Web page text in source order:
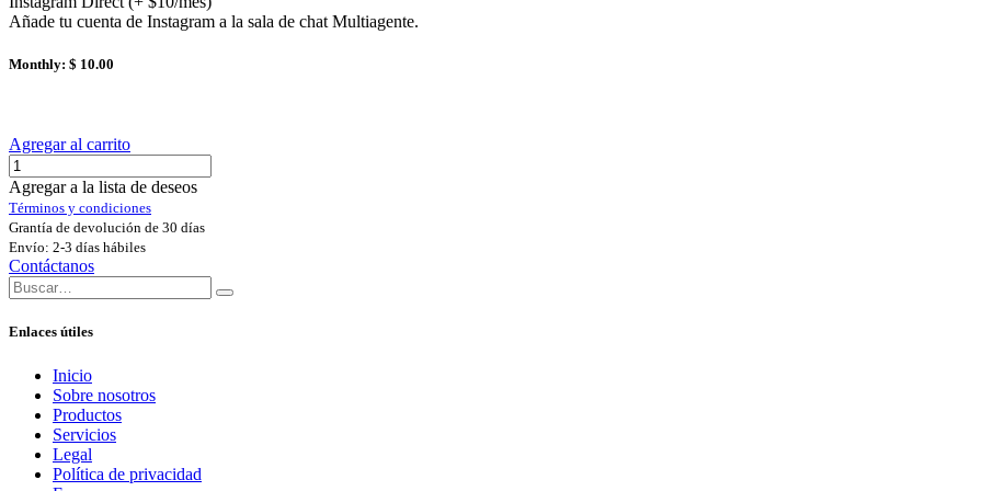
Añade tu cuenta de Instagram a la sala de chat Multiagente.
Monthly: $ 10.00
Agregar al carrito
Agregar a la lista de deseos
Términos y condiciones
Grantía de devolución de 30 días
Envío: 2-3 días hábiles
Contáctanos
Enlaces útiles
Inicio
Sobre nosotros
Productos
Servicios
Legal
Política de privacidad